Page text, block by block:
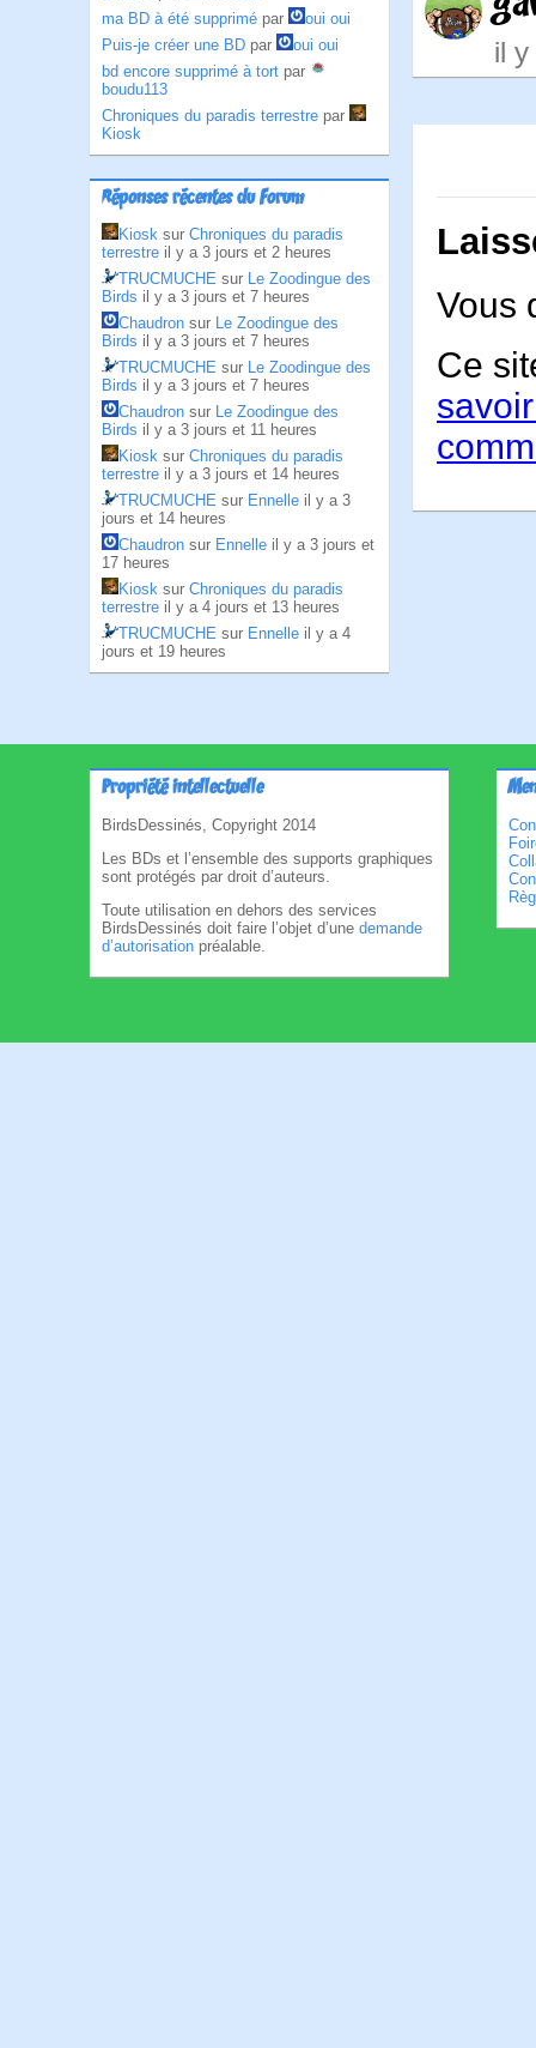
ma BD à été supprimé par
oui oui
Puis-je créer une BD par
oui oui
bd encore supprimé à tort par
boudu113
Chroniques du paradis terrestre par
Kiosk
Réponses récentes du Forum
Kiosk sur Chroniques du paradis
terrestre il y a 3 jours et 2 heures
TRUCMUCHE sur Le Zoodingue des
Birds il y a 3 jours et 7 heures
Chaudron sur Le Zoodingue des
Birds il y a 3 jours et 7 heures
TRUCMUCHE sur Le Zoodingue des
Birds il y a 3 jours et 7 heures
Chaudron sur Le Zoodingue des
Birds il y a 3 jours et 11 heures
Kiosk sur Chroniques du paradis
terrestre il y a 3 jours et 14 heures
TRUCMUCHE sur Ennelle il y a 3
jours et 14 heures
Chaudron sur Ennelle il y a 3 jours et
17 heures
Kiosk sur Chroniques du paradis
terrestre il y a 4 jours et 13 heures
TRUCMUCHE sur Ennelle il y a 4
jours et 19 heures
il
Vous
Ce
Propriété intellectuelle
BirdsDessinés, Copyright 2014
Les BDs et l’ensemble des supports graphiques
sont protégés par droit d’auteurs.
Toute utilisation en dehors des services
BirdsDessinés doit faire l’objet d’une demande
d’autorisation préalable.